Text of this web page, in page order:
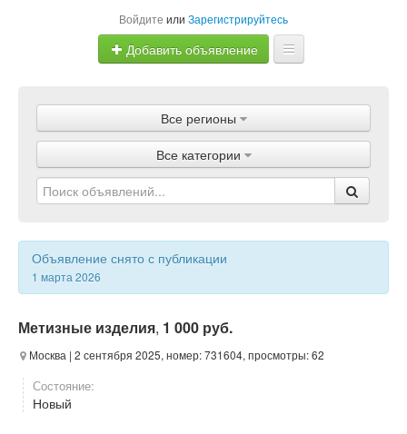
Войдите или Зарегистрируйтесь
Добавить объявление
Объявления
Магазины
Услуги
Статьи
Все регионы
Все категории
Объявление снято с публикации
1 марта 2026
Метизные изделия, 1 000 руб.
Москва | 2 сентября 2025, номер: 731604, просмотры: 62
Состояние:
Новый